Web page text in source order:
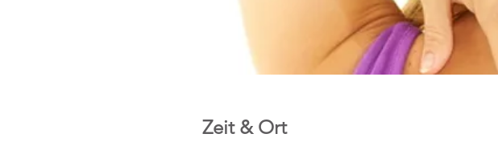
Zeit & Ort